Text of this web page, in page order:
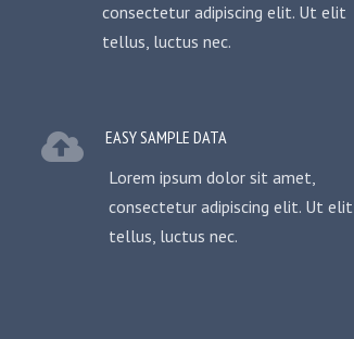
consectetur adipiscing elit. Ut elit
tellus, luctus nec.
EASY SAMPLE DATA
Lorem ipsum dolor sit amet,
consectetur adipiscing elit. Ut elit
tellus, luctus nec.